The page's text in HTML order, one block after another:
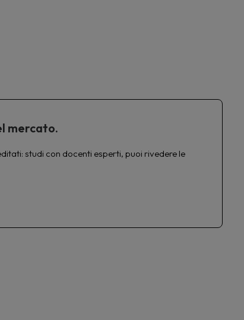
mercato.
studi con docenti esperti, puoi rivedere le